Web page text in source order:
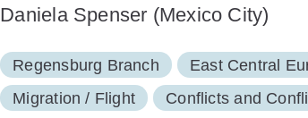
Daniela Spenser (Mexico City)
Regensburg Branch East Central
Migration / Flight
Conflicts and